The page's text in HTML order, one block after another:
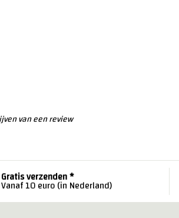
van een review
Gratis verzenden *
Vanaf 10 euro (in Nederland)